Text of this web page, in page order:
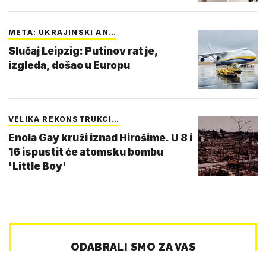
META: UKRAJINSKI AN…
Slučaj Leipzig: Putinov rat je,
izgleda, došao u Europu
VELIKA REKONSTRUKCI…
Enola Gay kruži iznad Hirošime. U 8 i
16 ispustit će atomsku bombu
'Little Boy'